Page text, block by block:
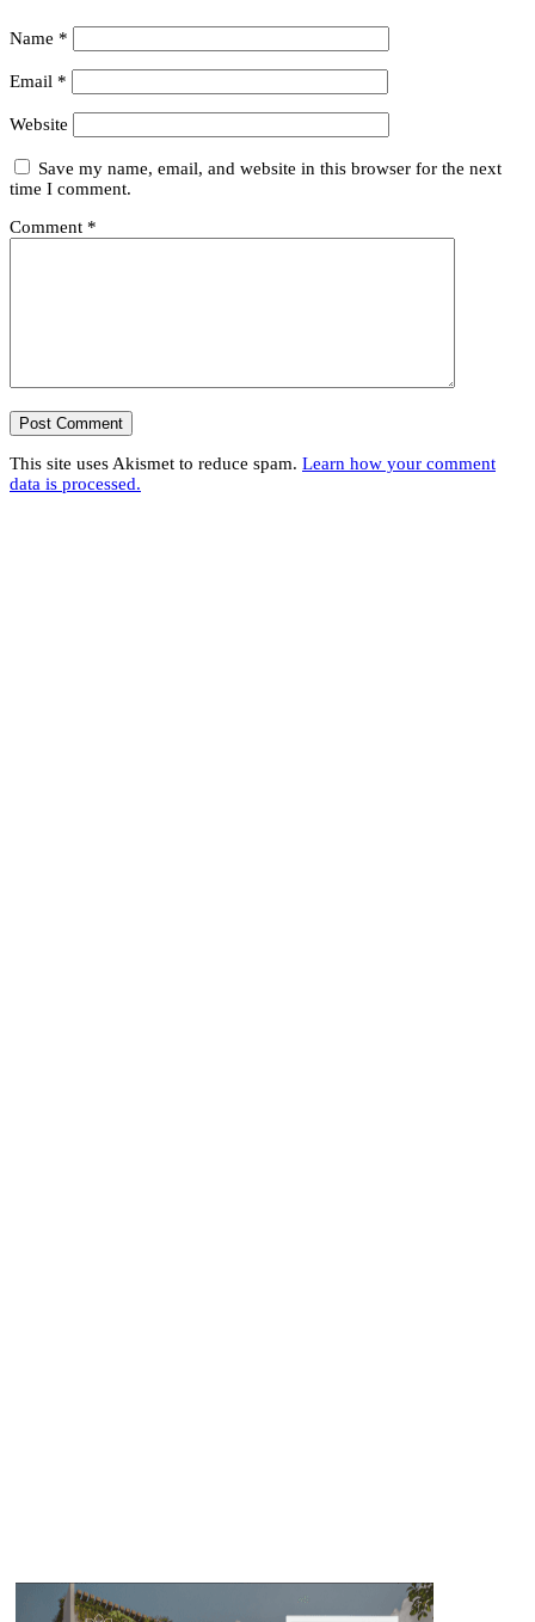
Name *
Email *
Website
Save my name, email, and website in this browser for the next
time I comment.
Comment *
This site uses Akismet to reduce spam. Learn how your comment
data is processed.